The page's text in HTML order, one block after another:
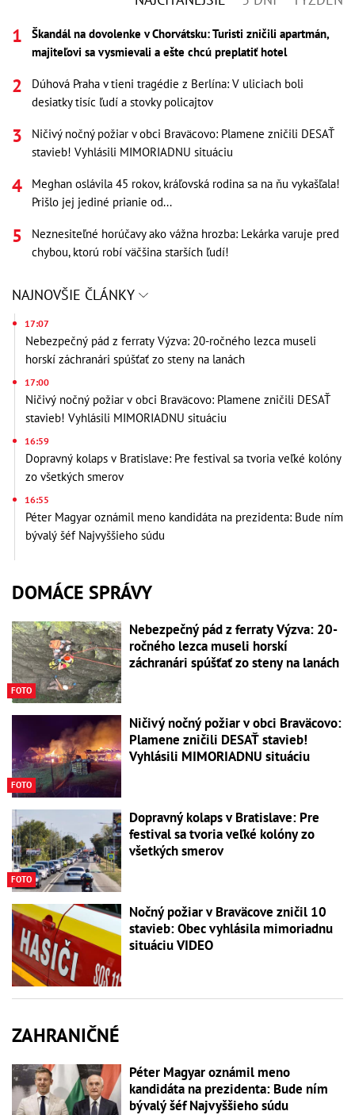
Škandál na dovolenke v Chorvátsku: Turisti zničili apartmán,
majiteľovi sa vysmievali a ešte chcú preplatiť hotel
Dúhová Praha v tieni tragédie z Berlína: V uliciach boli
desiatky tisíc ľudí a stovky policajtov
Ničivý nočný požiar v obci Braväcovo: Plamene zničili DESAŤ
stavieb! Vyhlásili MIMORIADNU situáciu
Meghan oslávila 45 rokov, kráľovská rodina sa na ňu vykašľala!
Prišlo jej jediné prianie od...
Neznesiteľné horúčavy ako vážna hrozba: Lekárka varuje pred
chybou, ktorú robí väčšina starších ľudí!
NAJNOVŠIE ČLÁNKY
17:07
Nebezpečný pád z ferraty Výzva: 20-ročného lezca museli
horskí záchranári spúšťať zo steny na lanách
17:00
Ničivý nočný požiar v obci Braväcovo: Plamene zničili DESAŤ
stavieb! Vyhlásili MIMORIADNU situáciu
16:59
Dopravný kolaps v Bratislave: Pre festival sa tvoria veľké kolóny
zo všetkých smerov
16:55
Péter Magyar oznámil meno kandidáta na prezidenta: Bude ním
bývalý šéf Najvyššieho súdu
DOMÁCE SPRÁVY
FOTO
Nebezpečný pád z ferraty Výzva: 20-
ročného lezca museli horskí
záchranári spúšťať zo steny na lanách
FOTO
Ničivý nočný požiar v obci Braväcovo:
Plamene zničili DESAŤ stavieb!
Vyhlásili MIMORIADNU situáciu
FOTO
Dopravný kolaps v Bratislave: Pre
festival sa tvoria veľké kolóny zo
všetkých smerov
Nočný požiar v Braväcove zničil 10
stavieb: Obec vyhlásila mimoriadnu
situáciu VIDEO
ZAHRANIČNÉ
Péter Magyar oznámil meno
kandidáta na prezidenta: Bude ním
bývalý šéf Najvyššieho súdu